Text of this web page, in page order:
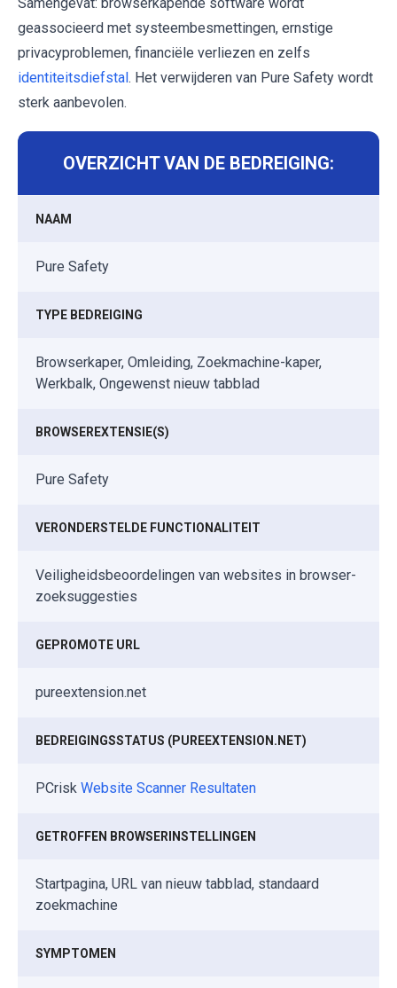
geassocieerd met systeembesmettingen, ernstige
privacyproblemen, financiële verliezen en zelfs
identiteitsdiefstal. Het verwijderen van Pure Safety wordt
sterk aanbevolen.
OVERZICHT VAN DE BEDREIGING:
NAAM
Pure Safety
TYPE BEDREIGING
Browserkaper, Omleiding, Zoekmachine-kaper,
Werkbalk, Ongewenst nieuw tabblad
BROWSEREXTENSIE(S)
Pure Safety
VERONDERSTELDE FUNCTIONALITEIT
Veiligheidsbeoordelingen van websites in browser-
zoeksuggesties
GEPROMOTE URL
pureextension.net
BEDREIGINGSSTATUS (PUREEXTENSION.NET)
PCrisk Website Scanner Resultaten
GETROFFEN BROWSERINSTELLINGEN
Startpagina, URL van nieuw tabblad, standaard
zoekmachine
SYMPTOMEN